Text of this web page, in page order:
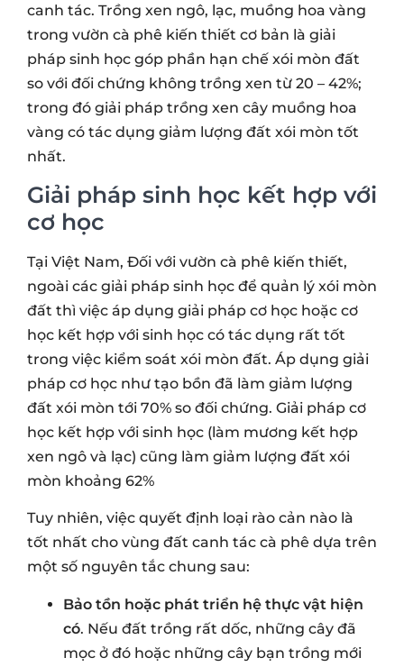
canh tác. Trồng xen ngô, lạc, muồng hoa vàng
trong vườn cà phê kiến thiết cơ bản là giải
pháp sinh học góp phần hạn chế xói mòn đất
so với đối chứng không trồng xen từ 20 – 42%;
trong đó giải pháp trồng xen cây muồng hoa
vàng có tác dụng giảm lượng đất xói mòn tốt
nhất.
Giải pháp sinh học kết hợp với
cơ học
Tại Việt Nam, Đối với vườn cà phê kiến thiết,
ngoài các giải pháp sinh học để quản lý xói mòn
đất thì việc áp dụng giải pháp cơ học hoặc cơ
học kết hợp với sinh học có tác dụng rất tốt
trong việc kiểm soát xói mòn đất. Áp dụng giải
pháp cơ học như tạo bồn đã làm giảm lượng
đất xói mòn tới 70% so đối chứng. Giải pháp cơ
học kết hợp với sinh học (làm mương kết hợp
xen ngô và lạc) cũng làm giảm lượng đất xói
mòn khoảng 62%
Tuy nhiên, việc quyết định loại rào cản nào là
tốt nhất cho vùng đất canh tác cà phê dựa trên
một số nguyên tắc chung sau:
Bảo tồn hoặc phát triển hệ thực vật hiện
có. Nếu đất trồng rất dốc, những cây đã
mọc ở đó hoặc những cây bạn trồng mới